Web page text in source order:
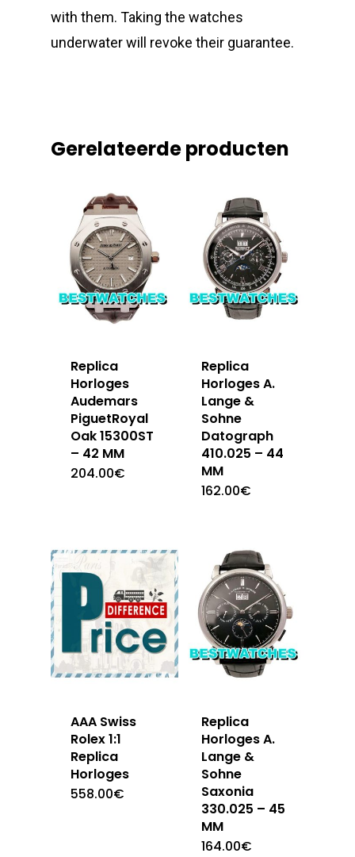
with them. Taking the watches
underwater will revoke their guarantee.
Gerelateerde producten
Replica
Horloges
Audemars
PiguetRoyal
Oak 15300ST
– 42 MM
204.00€
Replica
Horloges A.
Lange &
Sohne
Datograph
410.025 – 44
MM
162.00€
AAA Swiss
Rolex 1:1
Replica
Horloges
558.00€
Replica
Horloges A.
Lange &
Sohne
Saxonia
330.025 – 45
MM
164.00€